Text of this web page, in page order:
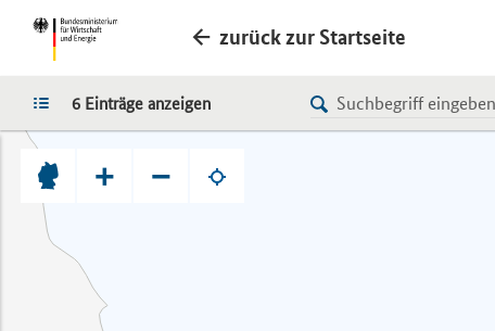
zurück zur Startseite
LISTE
6 Einträge anzeigen
+ −